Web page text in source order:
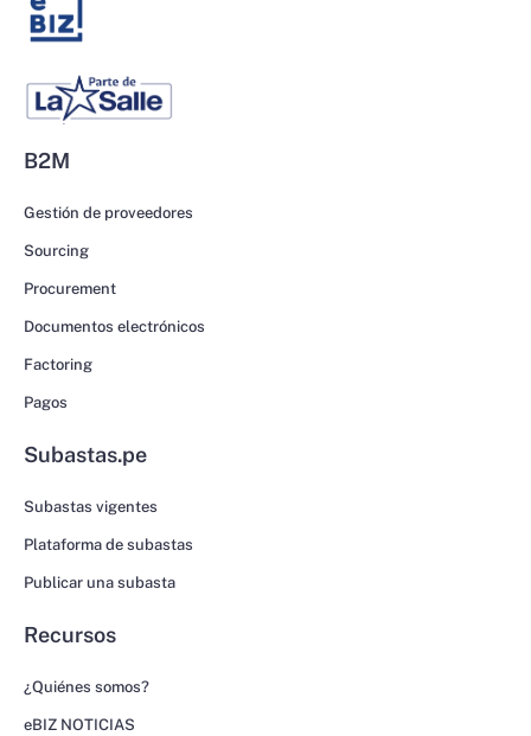
B2M
Gestión de proveedores
Sourcing
Procurement
Documentos electrónicos
Factoring
Pagos
Subastas.pe
Subastas vigentes
Plataforma de subastas
Publicar una subasta
Recursos
¿Quiénes somos?
eBIZ NOTICIAS